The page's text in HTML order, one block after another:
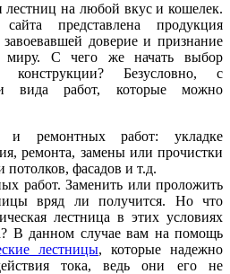
лестниц на любой вкус и кошелек.
представлена продукция
доверие и признание
миру. С чего же начать выбор
конструкции? Безусловно, с
вида работ, которые можно
и ремонтных работ: укладке
ремонта, замены или прочистки
потолков, фасадов и т.д.
работ. Заменить или проложить
вряд ли получится. Но что
лестница в этих условиях
В данном случае вам на помощь
лестницы, которые надежно
тока, ведь они его не